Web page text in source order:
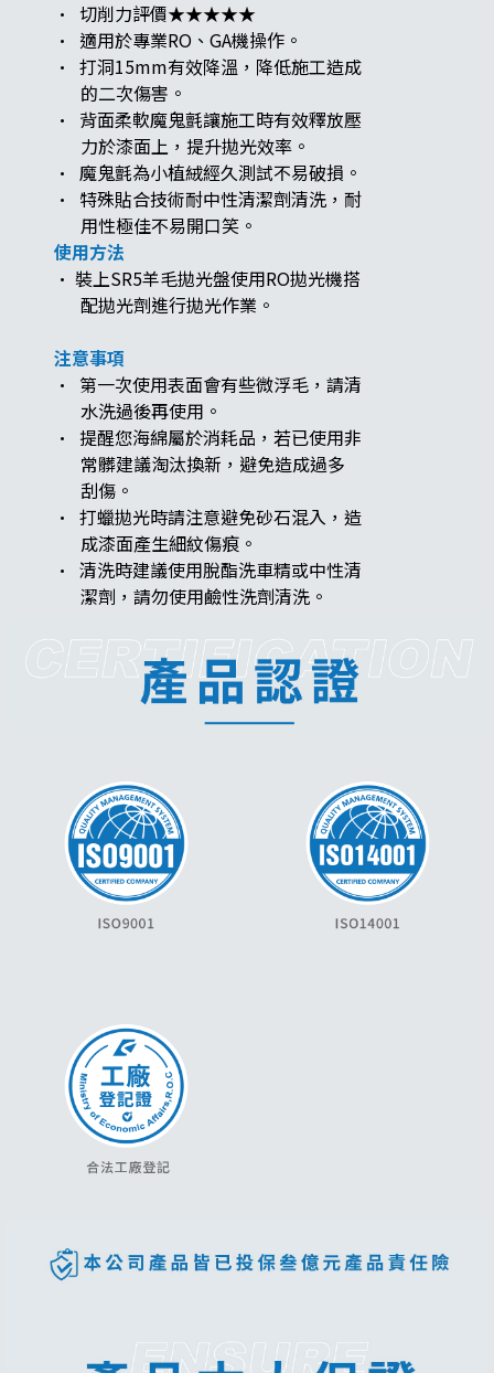
· 切削力評價★★★★★
· 適用於專業RO、GA機操作。
· 打洞15mm有效降溫，降低施工造成
的二次傷害。
· 背面柔軟魔鬼氈讓施工時有效釋放壓
力於漆面上，提升拋光效率。
· 魔鬼氈為小植絨經久測試不易破損。
· 特殊貼合技術耐中性清潔劑清洗，耐
用性極佳不易開口笑。
使用方法
· 裝上SR5羊毛拋光盤使用RO拋光機搭
配拋光劑進行拋光作業。
注意事項
· 第一次使用表面會有些微浮毛，請清
水洗過後再使用。
· 提醒您海綿屬於消耗品，若已使用非
常髒建議淘汰換新，避免造成過多
刮傷。
· 打蠟拋光時請注意避免砂石混入，造
​​​​​​​ 成漆面產生細紋傷痕。
· 清洗時建議使用脫酯洗車精或中性清
​​​​​​​​​​​​​​ 潔劑，請勿使用鹼性洗劑清洗。